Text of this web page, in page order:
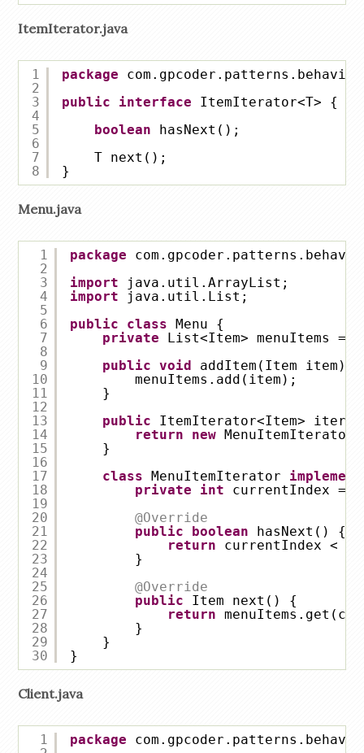
ItemIterator.java
1
2
3
4
5
6
7
8
package
public
interface
ItemIterator<T> {
boolean
hasNext();
T next();
}
Menu.java
1
2
3
4
5
6
7
8
9
10
11
12
13
14
15
16
17
18
19
20
21
22
23
24
25
26
27
28
29
30
package
import
java.util.ArrayList;
import
java.util.List;
public
class
Menu {
private
List<Item> menuItems =
public void
addItem(Item item) {
menuItems.add(item);
}
public
ItemIterator<Item>
return
new
}
class
MenuItemIterator
private
int currentIndex =
@Override
public
boolean
hasNext() {
return
currentIndex <
}
@Override
public
Item next() {
return
}
}
}
Client.java
1
package